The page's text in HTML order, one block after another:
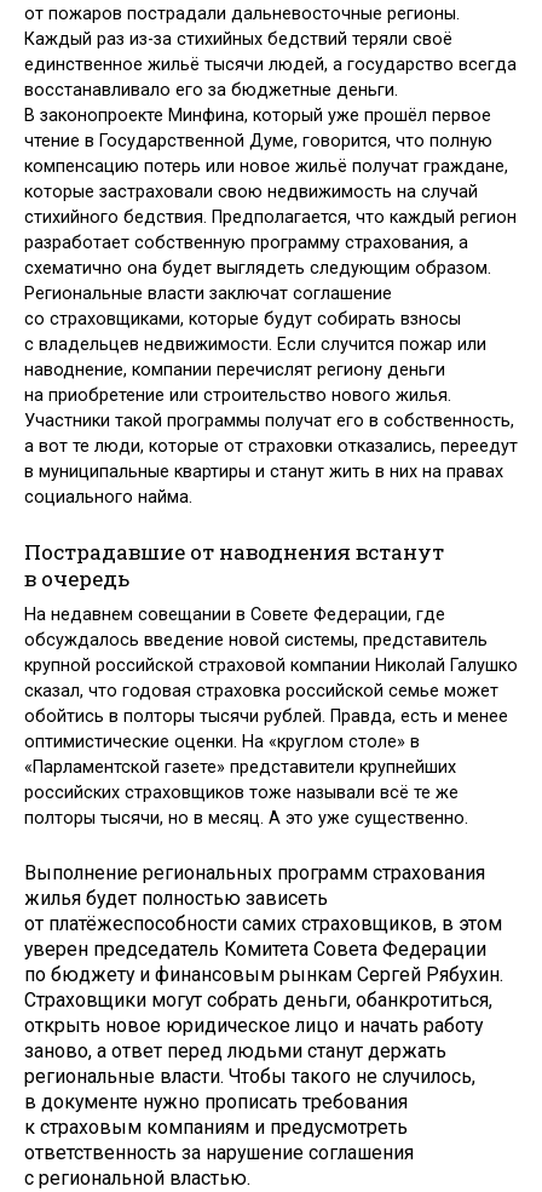
от пожаров пострадали дальневосточные регионы.
Каждый раз из-за стихийных бедствий теряли своё
единственное жильё тысячи людей, а государство всегда
восстанавливало его за бюджетные деньги.
В законопроекте Минфина, который уже прошёл первое
чтение в Государственной Думе, говорится, что полную
компенсацию потерь или новое жильё получат граждане,
которые застраховали свою недвижимость на случай
стихийного бедствия. Предполагается, что каждый регион
разработает собственную программу страхования, а
схематично она будет выглядеть следующим образом.
Региональные власти заключат соглашение
со страховщиками, которые будут собирать взносы
с владельцев недвижимости. Если случится пожар или
наводнение, компании перечислят региону деньги
на приобретение или строительство нового жилья.
Участники такой программы получат его в собственность,
а вот те люди, которые от страховки отказались, переедут
в муниципальные квартиры и станут жить в них на правах
социального найма.
Пострадавшие от наводнения встанут
в очередь
На недавнем совещании в Совете Федерации, где
обсуждалось введение новой системы, представитель
крупной российской страховой компании Николай Галушко
сказал, что годовая страховка российской семье может
обойтись в полторы тысячи рублей. Правда, есть и менее
оптимистические оценки. На «круглом столе» в
«Парламентской газете» представители крупнейших
российских страховщиков тоже называли всё те же
полторы тысячи, но в месяц. А это уже существенно.
Выполнение региональных программ страхования
жилья будет полностью зависеть
от платёжеспособности самих страховщиков, в этом
уверен председатель Комитета Совета Федерации
по бюджету и финансовым рынкам Сергей Рябухин.
Страховщики могут собрать деньги, обанкротиться,
открыть новое юридическое лицо и начать работу
заново, а ответ перед людьми станут держать
региональные власти. Чтобы такого не случилось,
в документе нужно прописать требования
к страховым компаниям и предусмотреть
ответственность за нарушение соглашения
с региональной властью.